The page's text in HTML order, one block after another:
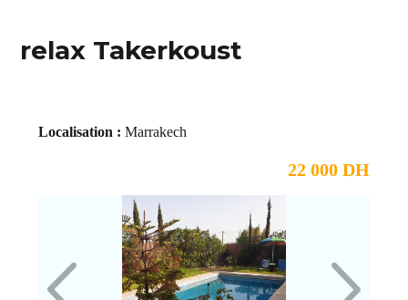
relax Takerkoust
Localisation : Marrakech
22 000 DH